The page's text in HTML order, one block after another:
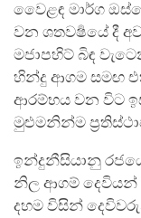
වෙ‍ෙළඳ මාර්ග
වන ශතවර්‍ෂයේ දී
මජාපහිට් බිඳ
හින්දු ආගම සමඟ
ආරම්භය වන විට
මුළුමනින්ම
ඉන්දුනීසියානු
නිල ආගම් දෙවියන්
දහම විසින්